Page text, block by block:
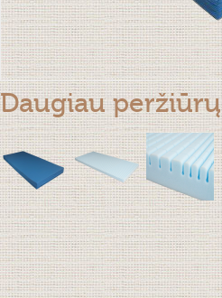
Daugiau peržiūrų